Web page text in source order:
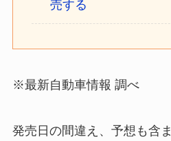
売する
※最新自動車情報 調べ
発売日の間違え、予想も含